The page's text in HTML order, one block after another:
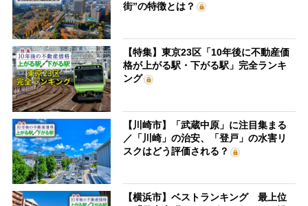
街”の特徴とは？
【特集】東京23区「10年後に不動産価
格が上がる駅・下がる駅」完全ランキ
ング
【川崎市】「武蔵中原」に注目集まる
／「川崎」の治安、「登戸」の水害リ
スクはどう評価される？
【横浜市】ベストランキング 最上位